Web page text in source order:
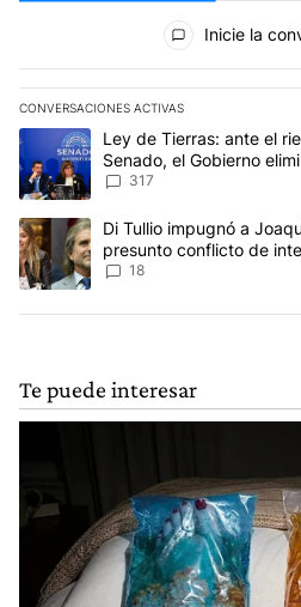
Todos los comentarios
Inicie la
CONVERSACIONES ACTIVAS
Este listado muestra los artículos
Un artículo de tendencia con el
Ley de Tierras: ante el
Senado, el Gobierno
del proyecto
317
Un artículo de tendencia con el
Di Tullio impugnó a
presunto conflicto de
Ley de Tierras
18